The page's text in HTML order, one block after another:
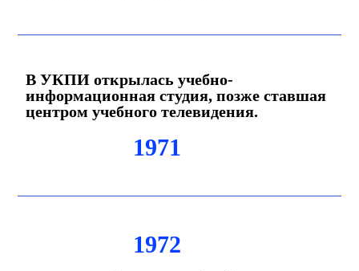
В УКПИ открылась учебно-
информационная студия, позже ставшая
центром учебного телевидения.
1971
1972